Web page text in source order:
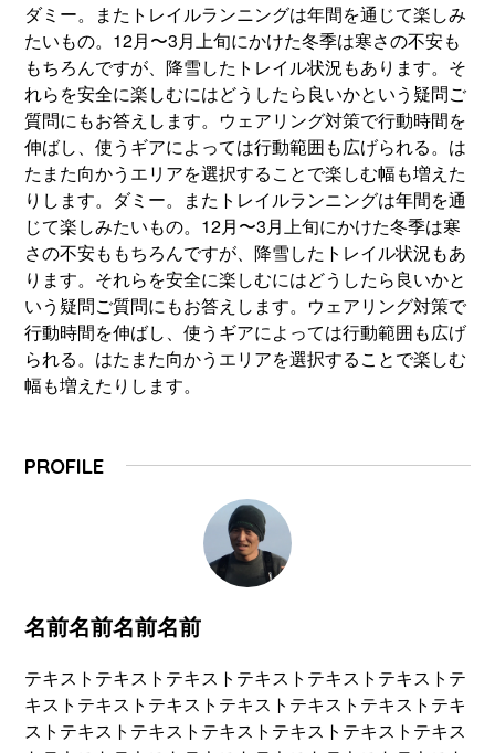
ダミー。またトレイルランニングは年間を通じて楽しみ
たいもの。12月〜3月上旬にかけた冬季は寒さの不安も
もちろんですが、降雪したトレイル状況もあります。そ
れらを安全に楽しむにはどうしたら良いかという疑問ご
質問にもお答えします。ウェアリング対策で行動時間を
伸ばし、使うギアによっては行動範囲も広げられる。は
たまた向かうエリアを選択することで楽しむ幅も増えた
りします。ダミー。またトレイルランニングは年間を通
じて楽しみたいもの。12月〜3月上旬にかけた冬季は寒
さの不安ももちろんですが、降雪したトレイル状況もあ
ります。それらを安全に楽しむにはどうしたら良いかと
いう疑問ご質問にもお答えします。ウェアリング対策で
行動時間を伸ばし、使うギアによっては行動範囲も広げ
られる。はたまた向かうエリアを選択することで楽しむ
幅も増えたりします。
PROFILE
名前名前名前名前
テキストテキストテキストテキストテキストテキストテ
キストテキストテキストテキストテキストテキストテキ
ストテキストテキストテキストテキストテキストテキス